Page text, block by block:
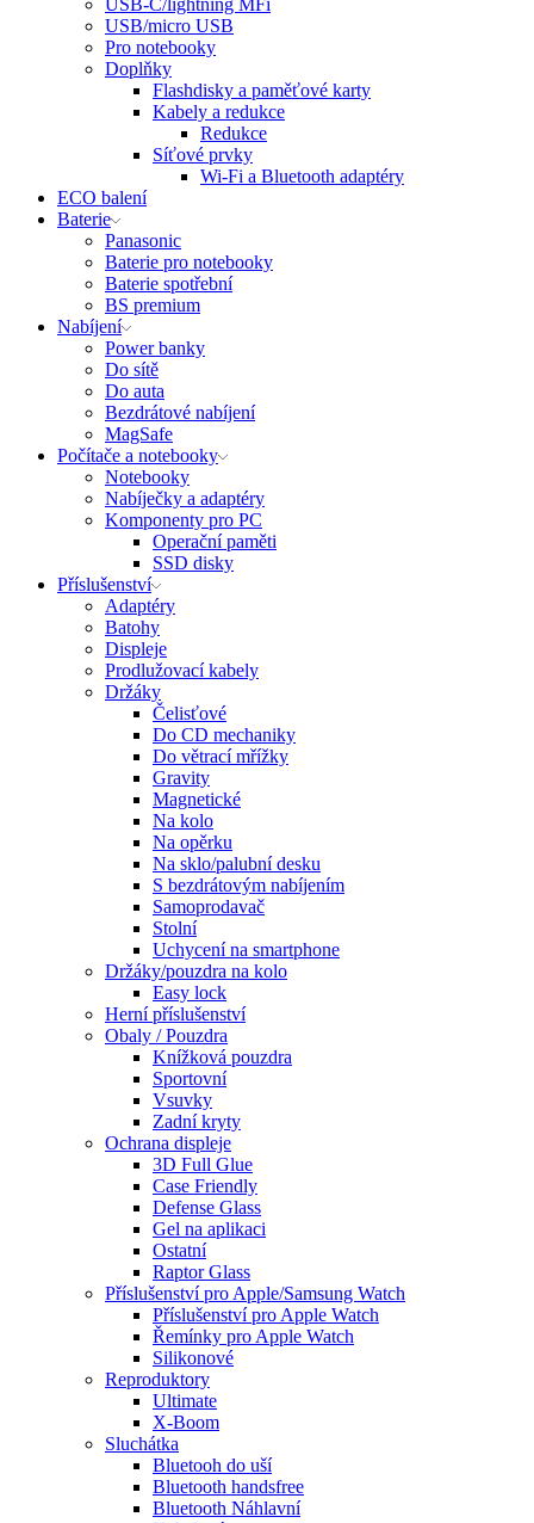
USB/micro USB
Pro notebooky
Doplňky
Flashdisky a paměťové karty
Kabely a redukce
Redukce
Síťové prvky
Wi-Fi a Bluetooth adaptéry
ECO balení
Baterie
Panasonic
Baterie pro notebooky
Baterie spotřební
BS premium
Nabíjení
Power banky
Do sítě
Do auta
Bezdrátové nabíjení
MagSafe
Počítače a notebooky
Notebooky
Nabíječky a adaptéry
Komponenty pro PC
Operační paměti
SSD disky
Příslušenství
Adaptéry
Batohy
Displeje
Prodlužovací kabely
Držáky
Čelisťové
Do CD mechaniky
Do větrací mřížky
Gravity
Magnetické
Na kolo
Na opěrku
Na sklo/palubní desku
S bezdrátovým nabíjením
Samoprodavač
Stolní
Uchycení na smartphone
Držáky/pouzdra na kolo
Easy lock
Herní příslušenství
Obaly / Pouzdra
Knížková pouzdra
Sportovní
Vsuvky
Zadní kryty
Ochrana displeje
3D Full Glue
Case Friendly
Defense Glass
Gel na aplikaci
Ostatní
Raptor Glass
Příslušenství pro Apple/Samsung Watch
Příslušenství pro Apple Watch
Řemínky pro Apple Watch
Silikonové
Reproduktory
Ultimate
X-Boom
Sluchátka
Bluetooh do uší
Bluetooth handsfree
Bluetooth Náhlavní